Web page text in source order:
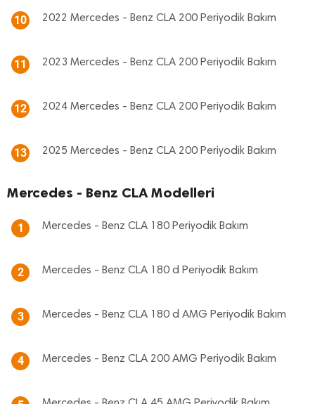
10 2022 Mercedes - Benz CLA 200 Periyodik Bakım
11 2023 Mercedes - Benz CLA 200 Periyodik Bakım
12 2024 Mercedes - Benz CLA 200 Periyodik Bakım
13 2025 Mercedes - Benz CLA 200 Periyodik Bakım
Mercedes - Benz CLA Modelleri
1 Mercedes - Benz CLA 180 Periyodik Bakım
2 Mercedes - Benz CLA 180 d Periyodik Bakım
3 Mercedes - Benz CLA 180 d AMG Periyodik Bakım
4 Mercedes - Benz CLA 200 AMG Periyodik Bakım